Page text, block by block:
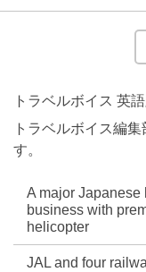
トラベルボイス 英
トラベルボイス編
す。
A major Japanese
business with
helicopter
JAL and four